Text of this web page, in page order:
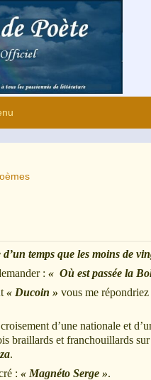
temps que les moins de
: « Où est passée la
« Ducoin » vous me
d’une nationale et
braillards et franchouillards
.
: « Magnéto Serge ».